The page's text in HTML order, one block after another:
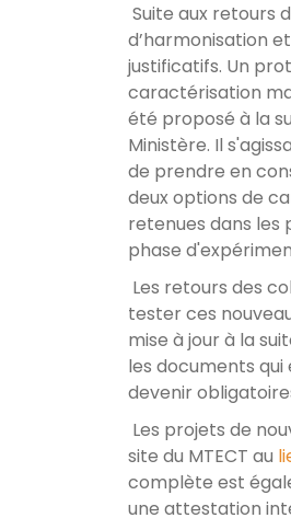
Suite aux retours
d’harmonisation
justificatifs. Un
caractérisation
été proposé à la
Ministère. Il
de prendre en
deux options de
retenues dans
phase
Les retours des
tester ces
mise à jour à la
les documents
devenir
Les projets de
site du MTECT au
complète est
une attestation